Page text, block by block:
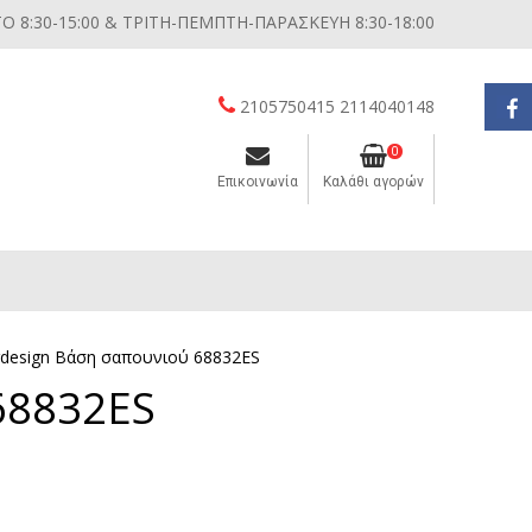
8:30-15:00 & ΤΡΙΤΗ-ΠΕΜΠΤΗ-ΠΑΡΑΣΚΕΥΗ 8:30-18:00
2105750415 2114040148
Επικοινωνία
0
Καλάθι αγορών
Βάση σαπουνιού 68832ES